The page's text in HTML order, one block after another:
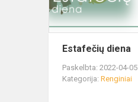
Estafečių diena
Paskelbta: 2022-04-05
Kategorija: Renginiai